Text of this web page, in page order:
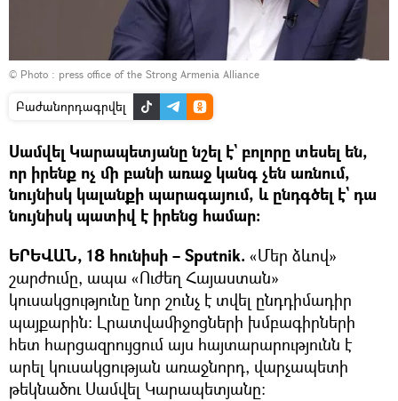
© Photo : press office of the Strong Armenia Alliance
Բաժանորդագրվել
Սամվել Կարապետյանը նշել է` բոլորը տեսել են,
որ իրենք ոչ մի բանի առաջ կանգ չեն առնում,
նույնիսկ կալանքի պարագայում, և ընդգծել է` դա
նույնիսկ պատիվ է իրենց համար։
ԵՐԵՎԱՆ, 18 հունիսի – Sputnik. «Մեր ձևով»
շարժումը, ապա «Ուժեղ Հայաստան»
կուսակցությունը նոր շունչ է տվել ընդդիմադիր
պայքարին։ Լրատվամիջոցների խմբագիրների
հետ հարցազրույցում այս հայտարարությունն է
արել կուսակցության առաջնորդ, վարչապետի
թեկնածու Սամվել Կարապետյանը։